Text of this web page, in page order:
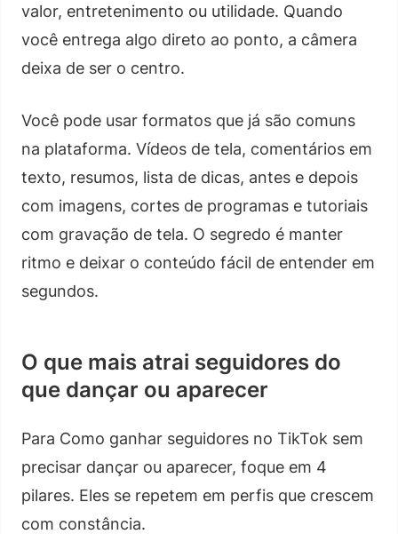
valor, entretenimento ou utilidade. Quando
você entrega algo direto ao ponto, a câmera
deixa de ser o centro.
Você pode usar formatos que já são comuns
na plataforma. Vídeos de tela, comentários em
texto, resumos, lista de dicas, antes e depois
com imagens, cortes de programas e tutoriais
com gravação de tela. O segredo é manter
ritmo e deixar o conteúdo fácil de entender em
segundos.
O que mais atrai seguidores do
que dançar ou aparecer
Para Como ganhar seguidores no TikTok sem
precisar dançar ou aparecer, foque em 4
pilares. Eles se repetem em perfis que crescem
com constância.